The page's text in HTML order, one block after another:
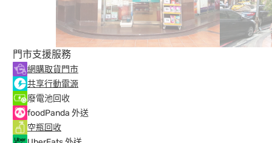
門市支援服務
網購取貨門市
共享行動電源
廢電池回收
foodPanda 外送
空瓶回收